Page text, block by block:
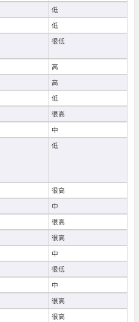
低
低
很低
高
高
低
很高
中
低
很高
中
很高
很高
中
很低
中
很高
很高